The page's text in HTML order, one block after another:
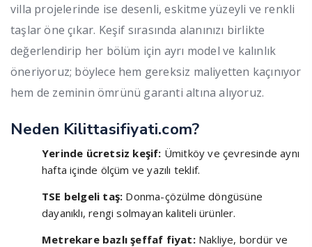
villa projelerinde ise desenli, eskitme yüzeyli ve renkli
taşlar öne çıkar. Keşif sırasında alanınızı birlikte
değerlendirip her bölüm için ayrı model ve kalınlık
öneriyoruz; böylece hem gereksiz maliyetten kaçınıyor
hem de zeminin ömrünü garanti altına alıyoruz.
Neden Kilittasifiyati.com?
Yerinde ücretsiz keşif: Ümitköy ve çevresinde aynı
hafta içinde ölçüm ve yazılı teklif.
TSE belgeli taş: Donma-çözülme döngüsüne
dayanıklı, rengi solmayan kaliteli ürünler.
Metrekare bazlı şeffaf fiyat:Nakliye, bordür ve